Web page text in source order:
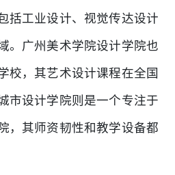
括工业设计、视觉传达设计
。广州美术学院设计学院也
校，其艺术设计课程在全国
市设计学院则是一个专注于
，其师资韧性和教学设备都